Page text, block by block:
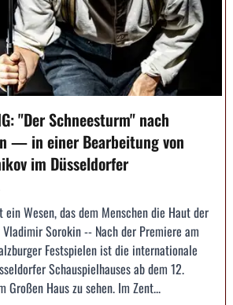
"Der Schneesturm" nach
— in einer Bearbeitung von
im Düsseldorfer
Wesen, das dem Menschen die Haut der
Sorokin -- Nach der Premiere am
Festspielen ist die internationale
Schauspielhauses ab dem 12.
Großen Haus zu sehen. Im Zent...